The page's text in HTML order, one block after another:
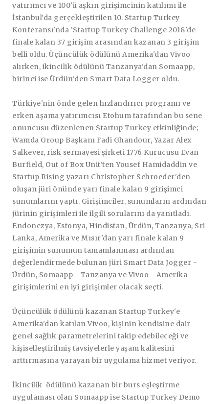
yatırımcı ve 100'ü aşkın girişimcinin katılımı ile
İstanbul'da gerçekleştirilen 10. Startup Turkey
Konferansı'nda ‘Startup Turkey Challenge 2018'de
finale kalan 37 girişim arasından kazanan 3 girişim
belli oldu. Üçüncülük ödülünü Amerika'dan Vivoo
alırken, ikincilik ödülünü Tanzanya'dan Somaapp,
birinci ise Ürdün'den Smart Data Logger oldu.
Türkiye'nin önde gelen hızlandırıcı programı ve
erken aşama yatırımcısı Etohum tarafından bu sene
onuncusu düzenlenen Startup Turkey etkinliğinde;
Wamda Group Başkanı Fadi Ghandour, Yazar Alex
Salkever, risk sermayesi şirketi 1776 Kurucusu Evan
Burfield, Out of Box Unit'ten Yousef Hamidaddin ve
Startup Rising yazarı Christopher Schroeder'den
oluşan jüri önünde yarı finale kalan 9 girişimci
sunumlarını yaptı. Girişimciler, sunumların ardından
jürinin girişimleri ile ilgili sorularını da yanıtladı.
Endonezya, Estonya, Hindistan, Ürdün, Tanzanya, Sri
Lanka, Amerika ve Mısır'dan yarı finale kalan 9
girişimin sunumun tamamlanması ardından
değerlendirmede bulunan jüri Smart Data Jogger -
Ürdün, Somaapp - Tanzanya ve Vivoo - Amerika
girişimlerini en iyi girişimler olacak seçti.
Üçüncülük ödülünü kazanan Startup Turkey'e
Amerika'dan katılan Vivoo, kişinin kendisine dair
genel sağlık parametrelerini takip edebileceği ve
kişiselleştirilmiş tavsiyelerle yaşam kalitesini
arttırmasına yarayan bir uygulama hizmet veriyor.
İkincilik ödülünü kazanan bir burs eşleştirme
uygulaması olan Somaapp ise Startup Turkey Demo